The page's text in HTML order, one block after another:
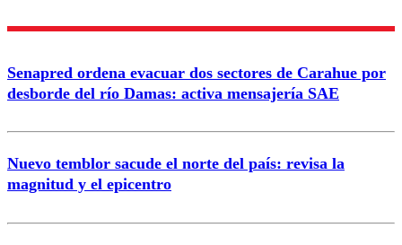
Enviar comentario
Senapred ordena evacuar dos sectores de Carahue por
desborde del río Damas: activa mensajería SAE
Nuevo temblor sacude el norte del país: revisa la
magnitud y el epicentro